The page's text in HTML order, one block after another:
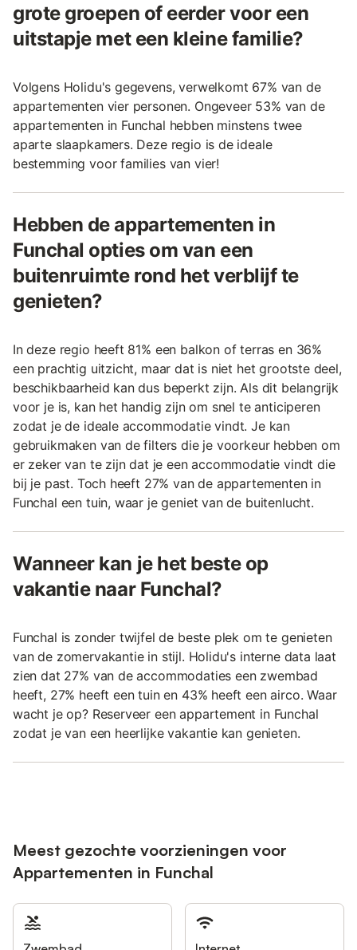
grote groepen of eerder voor een
uitstapje met een kleine familie?
Volgens Holidu's gegevens, verwelkomt 67% van de
appartementen vier personen. Ongeveer 53% van de
appartementen in Funchal hebben minstens twee
aparte slaapkamers. Deze regio is de ideale
bestemming voor families van vier!
Hebben de appartementen in
Funchal opties om van een
buitenruimte rond het verblijf te
genieten?
In deze regio heeft 81% een balkon of terras en 36%
een prachtig uitzicht, maar dat is niet het grootste deel,
beschikbaarheid kan dus beperkt zijn. Als dit belangrijk
voor je is, kan het handig zijn om snel te anticiperen
zodat je de ideale accommodatie vindt. Je kan
gebruikmaken van de filters die je voorkeur hebben om
er zeker van te zijn dat je een accommodatie vindt die
bij je past. Toch heeft 27% van de appartementen in
Funchal een tuin, waar je geniet van de buitenlucht.
Wanneer kan je het beste op
vakantie naar Funchal?
Funchal is zonder twijfel de beste plek om te genieten
van de zomervakantie in stijl. Holidu's interne data laat
zien dat 27% van de accommodaties een zwembad
heeft, 27% heeft een tuin en 43% heeft een airco. Waar
wacht je op? Reserveer een appartement in Funchal
zodat je van een heerlijke vakantie kan genieten.
Meest gezochte voorzieningen voor
Appartementen in Funchal